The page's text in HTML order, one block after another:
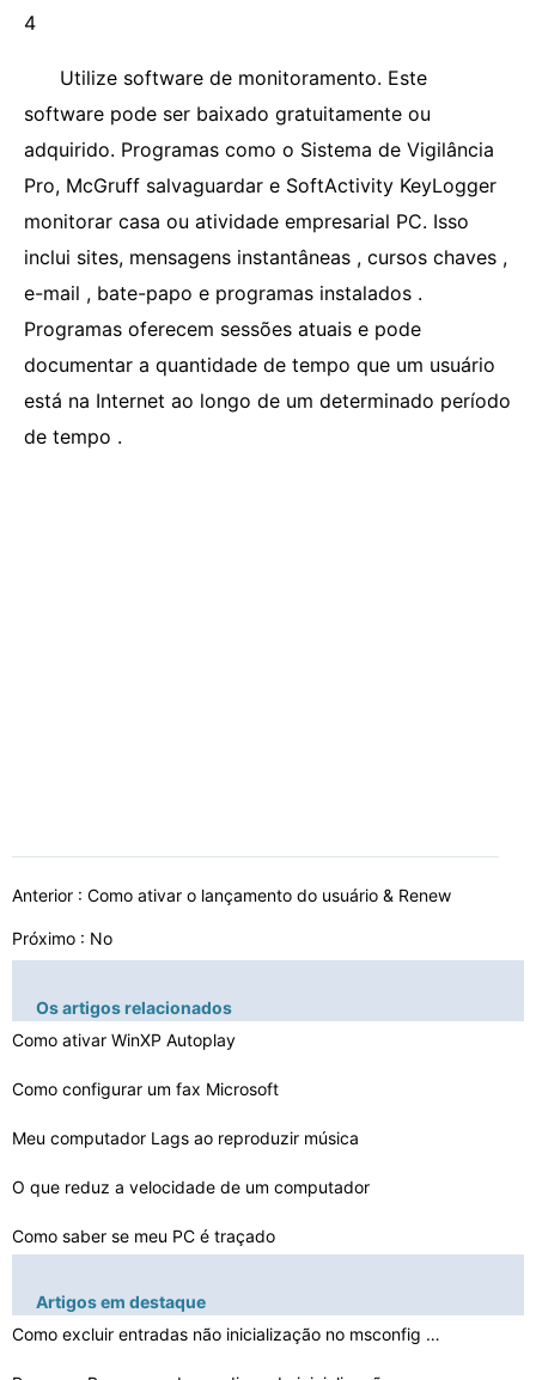
4
Utilize software de monitoramento. Este
software pode ser baixado gratuitamente ou
adquirido. Programas como o Sistema de Vigilância
Pro, McGruff salvaguardar e SoftActivity KeyLogger
monitorar casa ou atividade empresarial PC. Isso
inclui sites, mensagens instantâneas , cursos chaves ,
e-mail , bate-papo e programas instalados .
Programas oferecem sessões atuais e pode
documentar a quantidade de tempo que um usuário
está na Internet ao longo de um determinado período
de tempo .
Anterior : Como ativar o lançamento do usuário & Renew
Próximo : No
Os artigos relacionados
Como ativar WinXP Autoplay
Como configurar um fax Microsoft
Meu computador Lags ao reproduzir música
O que reduz a velocidade de um computador
Como saber se meu PC é traçado
Como manter o firewall ativado quando o computador come…
Artigos em destaque
Como excluir entradas não inicialização no msconfig …